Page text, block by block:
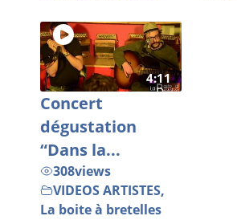
4:11
Concert
dégustation
“Dans la...
308views
VIDEOS ARTISTES,
La boite à bretelles